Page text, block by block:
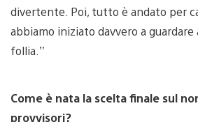
divertente. Poi, tutto è andato per
abbiamo iniziato davvero a
follia.’’
Come è nata la scelta finale sul
provvisori?